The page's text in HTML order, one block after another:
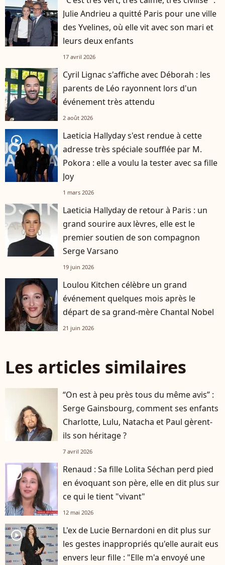
Julie Andrieu a quitté Paris pour une ville
des Yvelines, où elle vit avec son mari et
leurs deux enfants
17 avril 2026
Cyril Lignac s'affiche avec Déborah : les
parents de Léo rayonnent lors d'un
événement très attendu
2 août 2026
player2
Laeticia Hallyday s'est rendue à cette
adresse très spéciale soufflée par M.
Pokora : elle a voulu la tester avec sa fille
Joy
1 mars 2026
Laeticia Hallyday de retour à Paris : un
grand sourire aux lèvres, elle est le
premier soutien de son compagnon
Serge Varsano
19 juin 2026
Loulou Kitchen célèbre un grand
événement quelques mois après le
départ de sa grand-mère Chantal Nobel
21 juin 2026
Les articles similaires
“On est à peu près tous du même avis” :
Serge Gainsbourg, comment ses enfants
Charlotte, Lulu, Natacha et Paul gèrent-
ils son héritage ?
7 avril 2026
player2
Renaud : Sa fille Lolita Séchan perd pied
en évoquant son père, elle en dit plus sur
ce qui le tient "vivant"
12 mai 2026
player2
L'ex de Lucie Bernardoni en dit plus sur
les gestes inappropriés qu'elle aurait eus
envers leur fille : "Elle m'a envoyé une